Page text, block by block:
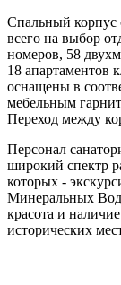
Спальный корпус
всего на выбор
номеров, 58
18 апартаментов
оснащены в
мебельным
Переход между
Персонал
широкий спектр
которых -
Минеральных Вод
красота и
исторических